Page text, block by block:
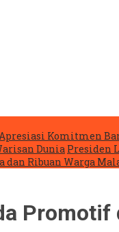
Apresiasi Komitmen
Dunia Presiden
dan Ribuan Warga